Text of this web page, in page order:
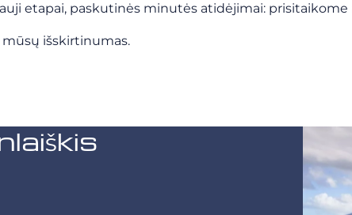
etapai, paskutinės minutės atidėjimai:
išskirtinumas.